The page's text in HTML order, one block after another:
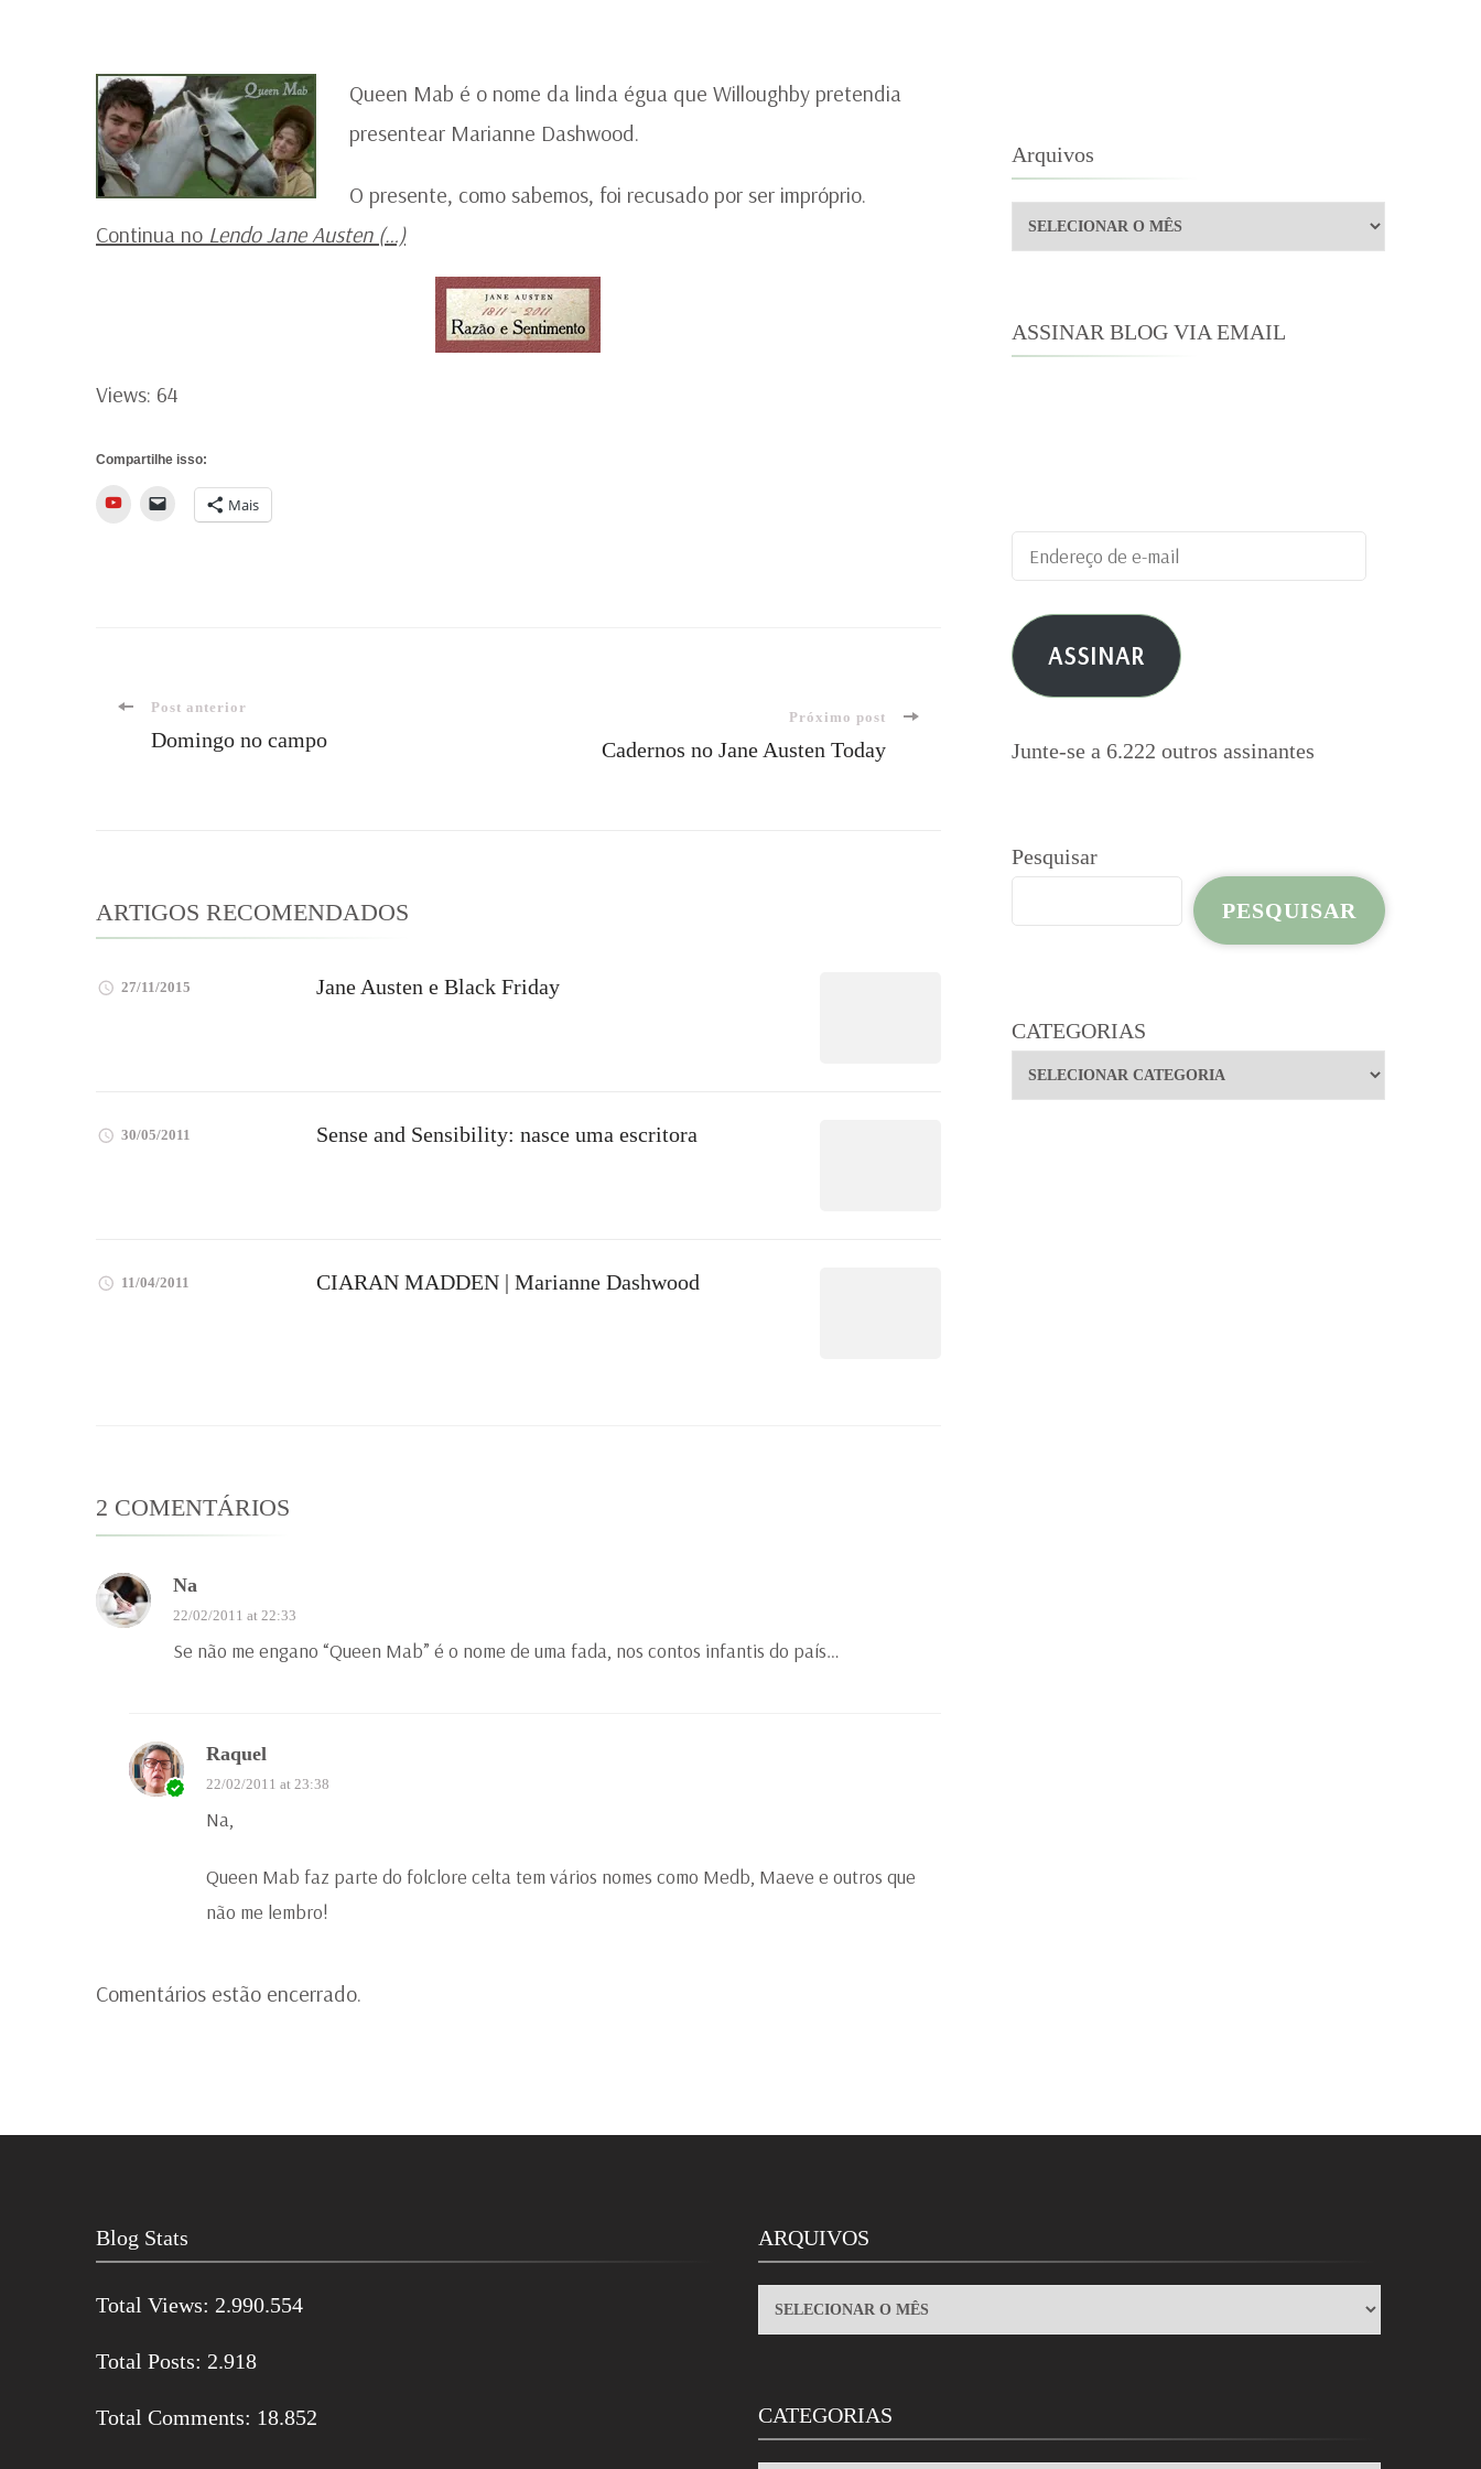
Queen Mab é o nome da linda égua que Willoughby pretendia
presentear Marianne Dashwood.
O presente, como sabemos, foi recusado por ser impróprio.
Continua no Lendo Jane Austen (…)
Views: 64
Compartilhe isso:
YouTube Mais
Navegação
Post anterior
Domingo no campo
Próximo post
Cadernos no Jane Austen Today
ARTIGOS RECOMENDADOS
27/11/2015 Jane Austen e Black Friday
30/05/2011 Sense and Sensibility: nasce uma escritora
11/04/2011 CIARAN MADDEN | Marianne Dashwood
2 COMENTÁRIOS
Na
22/02/2011 at 22:33
Se não me engano “Queen Mab” é o nome de uma fada, nos contos infantis do país…
Raquel
22/02/2011 at 23:38
Na,
Queen Mab faz parte do folclore celta tem vários nomes como Medb, Maeve e outros que
não me lembro!
Comentários estão encerrado.
Arquivos
Arquivos
ASSINAR BLOG VIA EMAIL
Endereço
de
e-
mail ASSINAR
Junte-se a 6.222 outros assinantes
Pesquisar
PESQUISAR
CATEGORIAS
Blog Stats
Total Views: 2.990.554
Total Posts: 2.918
Total Comments: 18.852
ARQUIVOS
ARQUIVOS
CATEGORIAS